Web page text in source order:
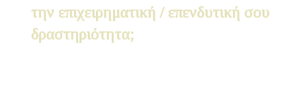
την επιχειρηματική / επενδυτική σου
δραστηριότητα;